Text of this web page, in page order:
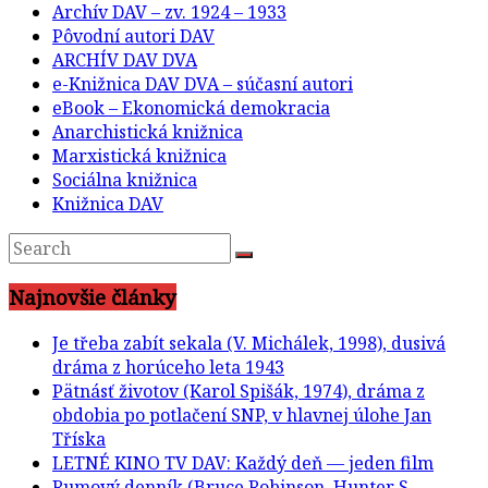
Archív DAV – zv. 1924 – 1933
Pôvodní autori DAV
ARCHÍV DAV DVA
e-Knižnica DAV DVA – súčasní autori
eBook – Ekonomická demokracia
Anarchistická knižnica
Marxistická knižnica
Sociálna knižnica
Knižnica DAV
Najnovšie články
Je třeba zabít sekala (V. Michálek, 1998), dusivá
dráma z horúceho leta 1943
Pätnásť životov (Karol Spišák, 1974), dráma z
obdobia po potlačení SNP, v hlavnej úlohe Jan
Tříska
LETNÉ KINO TV DAV: Každý deň — jeden film